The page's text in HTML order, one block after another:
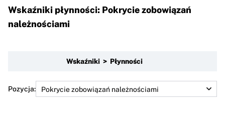
Wskaźniki płynności: Pokrycie zobowiązań
należnościami
Wskaźniki > Płynności
Pozycja: